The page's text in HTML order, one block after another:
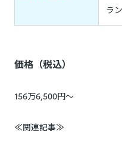
ラ
価格（税込）
156万6,500円～
≪関連記事≫